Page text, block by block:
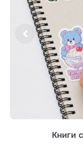
Книги